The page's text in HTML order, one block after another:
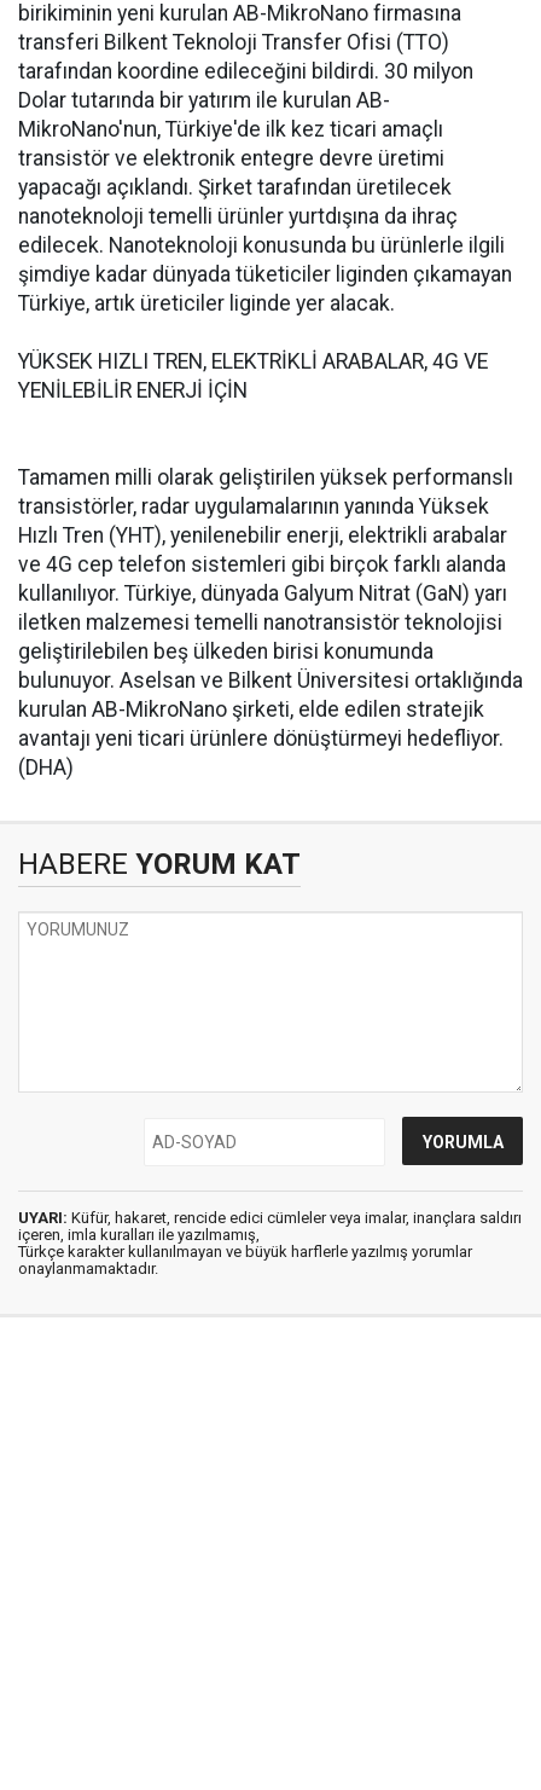
birikiminin yeni kurulan AB-MikroNano firmasına
transferi Bilkent Teknoloji Transfer Ofisi (TTO)
tarafından koordine edileceğini bildirdi. 30 milyon
Dolar tutarında bir yatırım ile kurulan AB-
MikroNano'nun, Türkiye'de ilk kez ticari amaçlı
transistör ve elektronik entegre devre üretimi
yapacağı açıklandı. Şirket tarafından üretilecek
nanoteknoloji temelli ürünler yurtdışına da ihraç
edilecek. Nanoteknoloji konusunda bu ürünlerle ilgili
şimdiye kadar dünyada tüketiciler liginden çıkamayan
Türkiye, artık üreticiler liginde yer alacak.
YÜKSEK HIZLI TREN, ELEKTRİKLİ ARABALAR, 4G VE
YENİLEBİLİR ENERJİ İÇİN
Tamamen milli olarak geliştirilen yüksek performanslı
transistörler, radar uygulamalarının yanında Yüksek
Hızlı Tren (YHT), yenilenebilir enerji, elektrikli arabalar
ve 4G cep telefon sistemleri gibi birçok farklı alanda
kullanılıyor. Türkiye, dünyada Galyum Nitrat (GaN) yarı
iletken malzemesi temelli nanotransistör teknolojisi
geliştirilebilen beş ülkeden birisi konumunda
bulunuyor. Aselsan ve Bilkent Üniversitesi ortaklığında
kurulan AB-MikroNano şirketi, elde edilen stratejik
avantajı yeni ticari ürünlere dönüştürmeyi hedefliyor.
(DHA)
HABERE YORUM KAT
UYARI: Küfür, hakaret, rencide edici cümleler veya imalar, inançlara saldırı
içeren, imla kuralları ile yazılmamış,
Türkçe karakter kullanılmayan ve büyük harflerle yazılmış yorumlar
onaylanmamaktadır.